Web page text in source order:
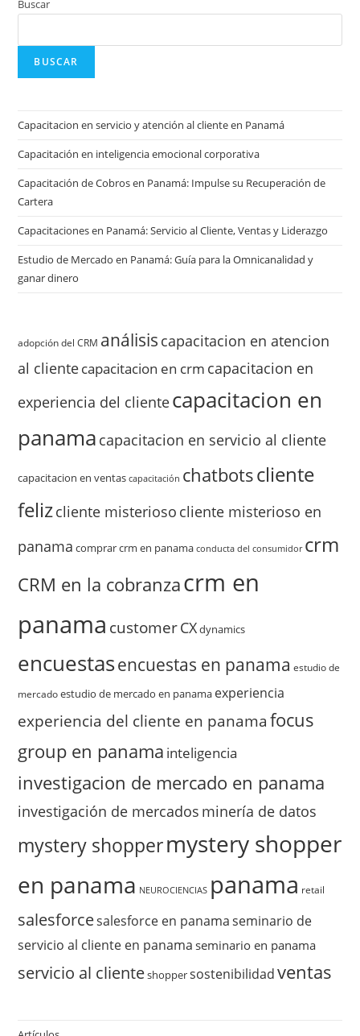
Buscar
BUSCAR
Capacitacion en servicio y atención al cliente en Panamá
Capacitación en inteligencia emocional corporativa
Capacitación de Cobros en Panamá: Impulse su Recuperación de
Cartera
Capacitaciones en Panamá: Servicio al Cliente, Ventas y Liderazgo
Estudio de Mercado en Panamá: Guía para la Omnicanalidad y
ganar dinero
adopción del CRM análisis capacitacion en atencion
al clientecapacitacion en crm capacitacion en
experiencia del clientecapacitacion en
panama capacitacion en servicio al cliente
capacitacion en ventas capacitación chatbotscliente
felizcliente misterioso cliente misterioso en
panama comprar crm en panama conducta del consumidor crm
CRM en la cobranzacrm en
panama customerCXdynamics
encuestasencuestas en panama estudio de
mercado estudio de mercado en panama experiencia
experiencia del cliente en panama focus
group en panama inteligencia
investigacion de mercado en panama
investigación de mercados minería de datos
mystery shoppermystery shopper
en panama NEUROCIENCIAS panama retail
salesforcesalesforce en panama seminario de
servicio al cliente en panama seminario en panama
servicio al clienteshoppersostenibilidad ventas